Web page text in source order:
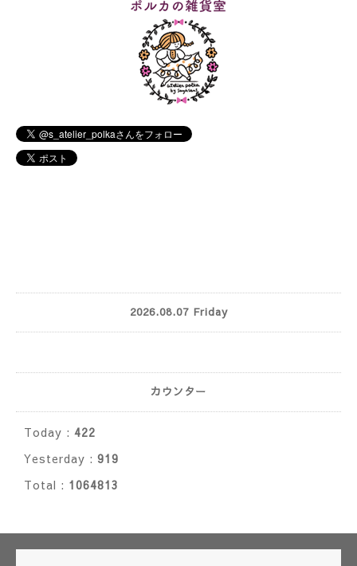
2026.08.07 Friday
カウンター
Today : 422
Yesterday : 919
Total : 1064813